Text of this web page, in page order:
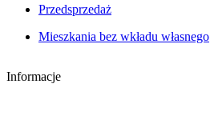
Przedsprzedaż
Mieszkania bez wkładu własnego
Informacje